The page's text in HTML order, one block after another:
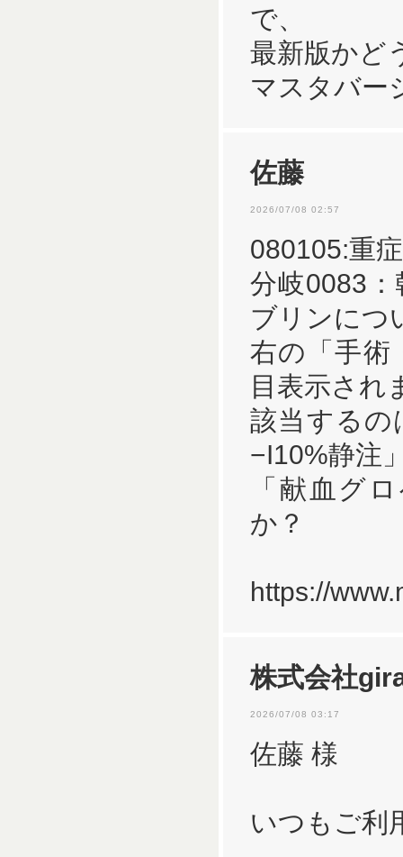
で、
最新版かど
マスタバー
佐藤
2026/07/08 02:57
080105:重
分岐0083
ブリンにつ
右の「手術
目表示され
該当するの
−I10%静注
「献血グ
か？
https://
株式会社
2026/07/08 03:17
佐藤 様
いつもご利